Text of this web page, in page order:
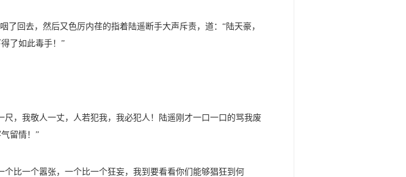
回去，然后又色厉内荏的指着陆遥断手大声斥责，道：“陆天豪，
了如此毒手！”
，我敬人一丈，人若犯我，我必犯人！陆遥刚才一口一口的骂我废
留情！”
比一个嚣张，一个比一个狂妄，我到要看看你们能够猖狂到何